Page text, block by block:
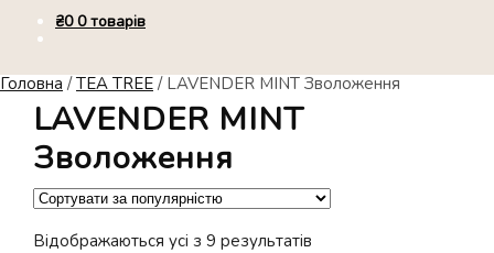
₴0 0 товарів
Головна /TEA TREE / LAVENDER MINT Зволоження
LAVENDER MINT
Зволоження
Відображаються усі з 9 результатів